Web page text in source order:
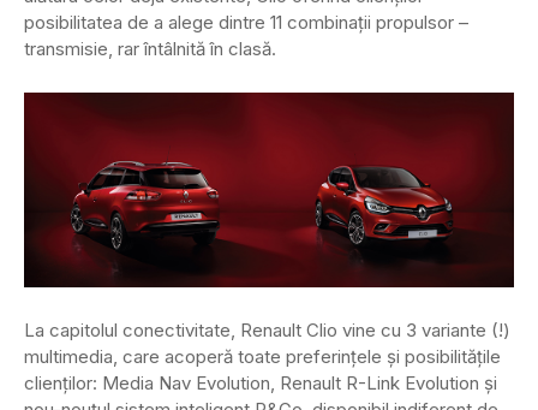
posibilitatea de a alege dintre 11 combinații propulsor –
transmisie, rar întâlnită în clasă.
La capitolul conectivitate, Renault Clio vine cu 3 variante (!)
multimedia, care acoperă toate preferințele și posibilitățile
clienților: Media Nav Evolution, Renault R-Link Evolution și